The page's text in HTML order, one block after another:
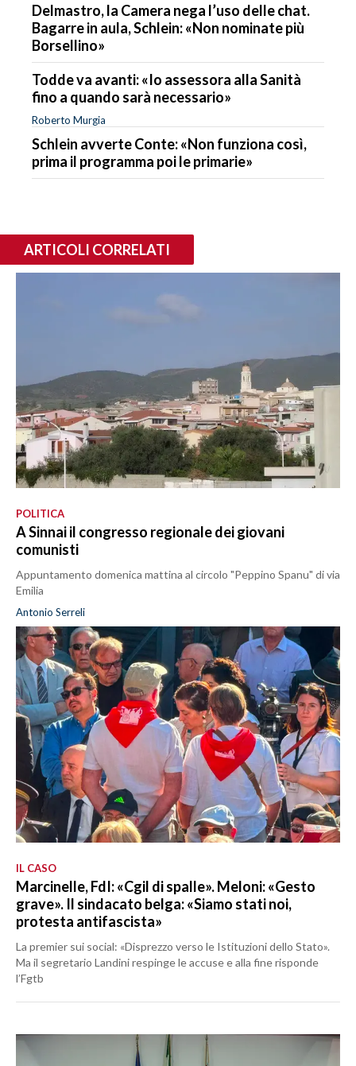
Delmastro, la Camera nega l’uso delle chat.
Bagarre in aula, Schlein: «Non nominate più
Borsellino»
Todde va avanti: «Io assessora alla Sanità
fino a quando sarà necessario»
Roberto Murgia
Schlein avverte Conte: «Non funziona così,
prima il programma poi le primarie»
ARTICOLI CORRELATI
POLITICA
A Sinnai il congresso regionale dei giovani
comunisti
Appuntamento domenica mattina al circolo "Peppino Spanu" di via
Emilia
Antonio Serreli
IL CASO
Marcinelle, FdI: «Cgil di spalle». Meloni: «Gesto
grave». Il sindacato belga: «Siamo stati noi,
protesta antifascista»
La premier sui social: «Disprezzo verso le Istituzioni dello Stato».
Ma il segretario Landini respinge le accuse e alla fine risponde
l’Fgtb